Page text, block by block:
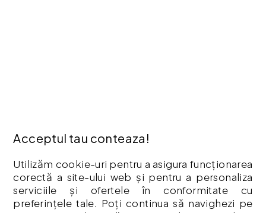
Acceptul tau conteaza!
Utilizăm cookie-uri pentru a asigura funcționarea
corectă a site-ului web și pentru a personaliza
serviciile și ofertele în conformitate cu
preferințele tale. Poți continua să navighezi pe
CONTUL MEU
Contul meu
Istoric comenzi
Listă Favorite